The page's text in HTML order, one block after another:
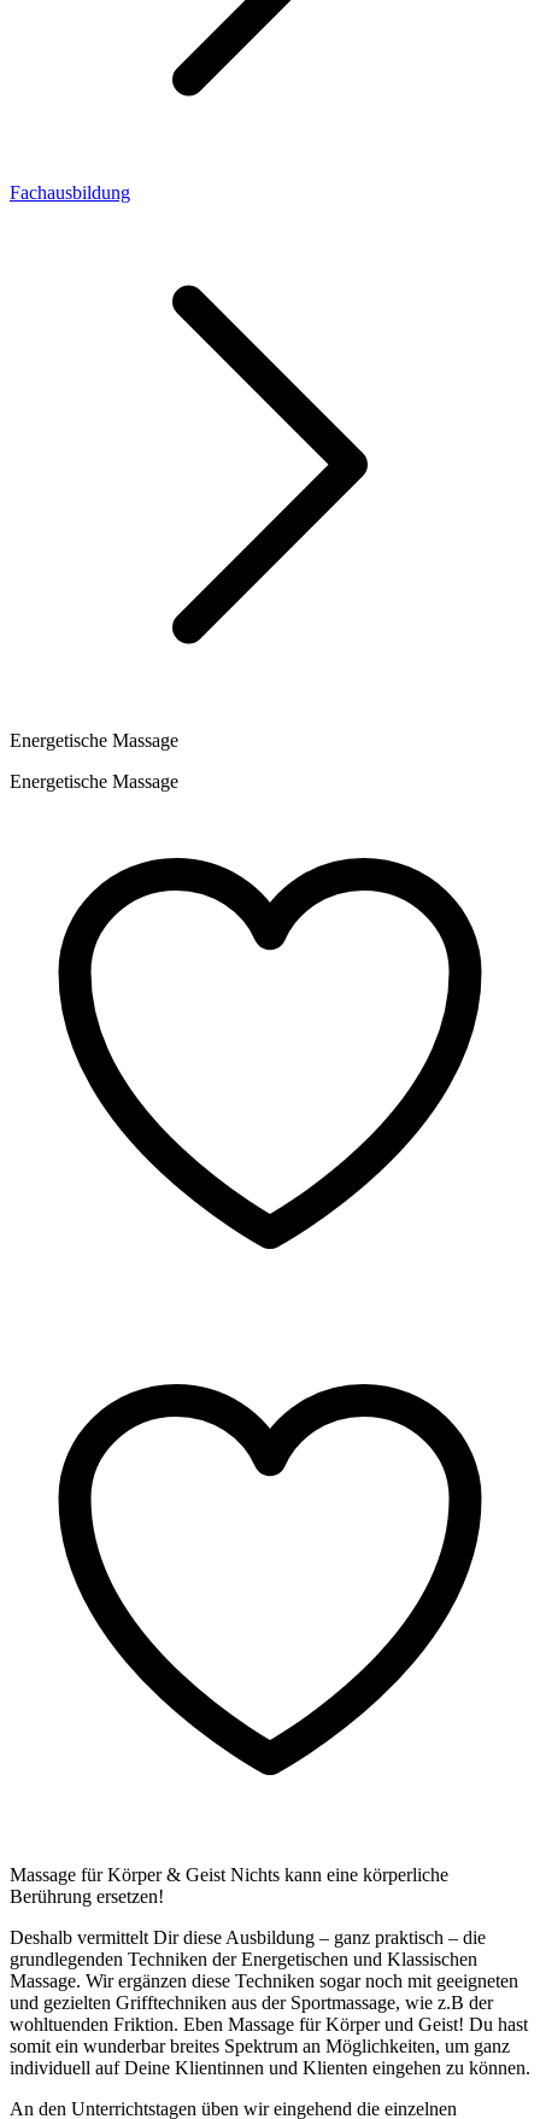
Fachausbildung
Energetische Massage
Energetische Massage
Massage für Körper & Geist Nichts kann eine körperliche
Berührung ersetzen!
Deshalb vermittelt Dir diese Ausbildung – ganz praktisch – die
grundlegenden Techniken der Energetischen und Klassischen
Massage. Wir ergänzen diese Techniken sogar noch mit geeigneten
und gezielten Grifftechniken aus der Sportmassage, wie z.B der
wohltuenden Friktion. Eben Massage für Körper und Geist! Du hast
somit ein wunderbar breites Spektrum an Möglichkeiten, um ganz
individuell auf Deine Klientinnen und Klienten eingehen zu können.
An den Unterrichtstagen üben wir eingehend die einzelnen